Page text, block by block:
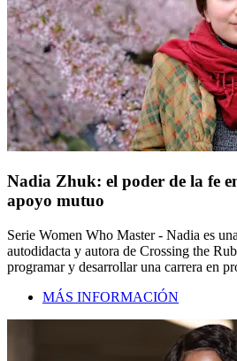
Nadia Zhuk: el poder de la fe
apoyo mutuo
Serie Women Who Master - Nadia es
autodidacta y autora de Crossing the
programar y desarrollar una carrera en
MÁS INFORMACIÓN